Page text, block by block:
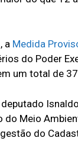
, a Medida
do Poder
um total de
Meio
do